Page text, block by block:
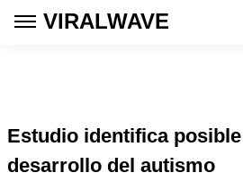
VIRALWAVE
Estudio identifica
desarrollo del autismo